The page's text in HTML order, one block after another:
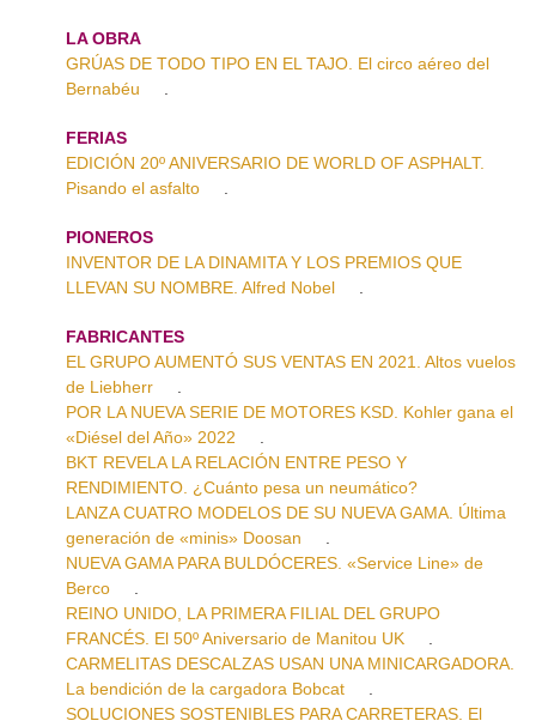
LA OBRA
GRÚAS DE TODO TIPO EN EL TAJO. El circo aéreo del
Bernabéu
FERIAS
EDICIÓN 20º ANIVERSARIO DE WORLD OF ASPHALT.
Pisando el asfalto
PIONEROS
INVENTOR DE LA DINAMITA Y LOS PREMIOS QUE
LLEVAN SU NOMBRE. Alfred Nobel
FABRICANTES
EL GRUPO AUMENTÓ SUS VENTAS EN 2021. Altos vuelos
de Liebherr
POR LA NUEVA SERIE DE MOTORES KSD. Kohler gana el
«Diésel del Año» 2022
BKT REVELA LA RELACIÓN ENTRE PESO Y
RENDIMIENTO. ¿Cuánto pesa un neumático?
LANZA CUATRO MODELOS DE SU NUEVA GAMA. Última
generación de «minis» Doosan
NUEVA GAMA PARA BULDÓCERES. «Service Line» de
Berco
REINO UNIDO, LA PRIMERA FILIAL DEL GRUPO
FRANCÉS. El 50º Aniversario de Manitou UK
CARMELITAS DESCALZAS USAN UNA MINICARGADORA.
La bendición de la cargadora Bobcat
SOLUCIONES SOSTENIBLES PARA CARRETERAS. El